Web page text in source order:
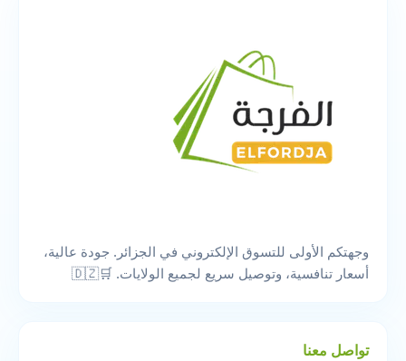
وجهتكم الأولى للتسوق الإلكتروني في الجزائر. جودة عالية،
أسعار تنافسية، وتوصيل سريع لجميع الولايات. 🛒🇩🇿
تواصل معنا